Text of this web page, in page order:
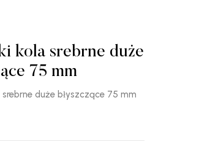
kola srebrne duże
75 mm
srebrne duże błyszczące 75 mm